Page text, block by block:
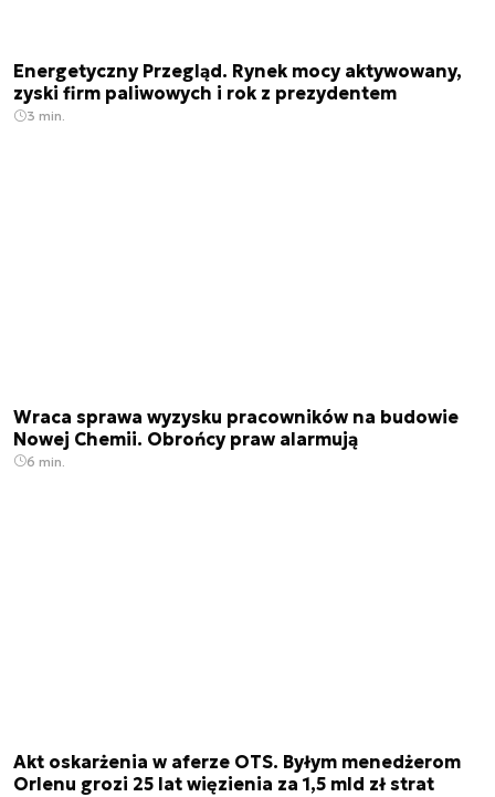
Energetyczny Przegląd. Rynek mocy aktywowany,
zyski firm paliwowych i rok z prezydentem
3 min.
Wraca sprawa wyzysku pracowników na budowie
Nowej Chemii. Obrońcy praw alarmują
6 min.
Akt oskarżenia w aferze OTS. Byłym menedżerom
Orlenu grozi 25 lat więzienia za 1,5 mld zł strat